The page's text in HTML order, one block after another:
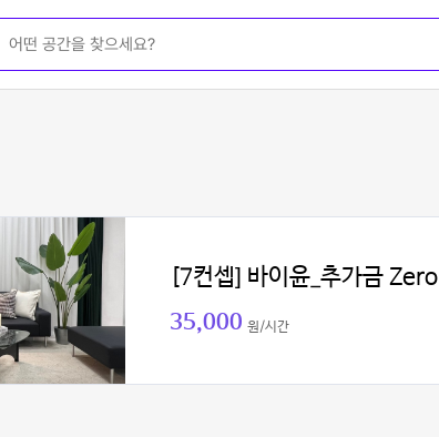
[7컨셉] 바이윤_추가금 Zero
35,000 원/시간